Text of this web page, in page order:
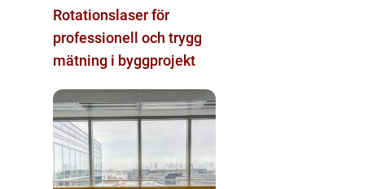
Rotationslaser för
professionell och trygg
mätning i byggprojekt